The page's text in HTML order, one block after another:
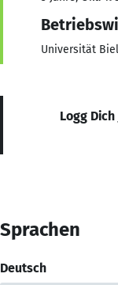
Universität
Logg
Sprachen
Deutsch